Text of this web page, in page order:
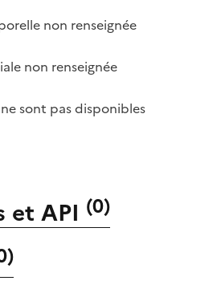
non renseignée
non renseignée
sont pas disponibles
et API (0)
)